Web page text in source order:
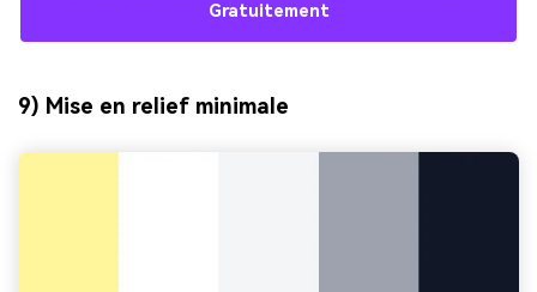
Gratuitement
9) Mise en relief minimale